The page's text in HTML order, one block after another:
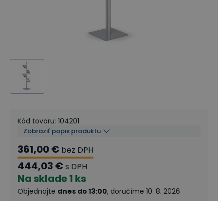
Kód tovaru: 104201
Zobraziť popis produktu
361,00 € bez DPH
444,03 € s DPH
Na sklade1 ks
Objednajte dnes do 13:00, doručíme 10. 8. 2026